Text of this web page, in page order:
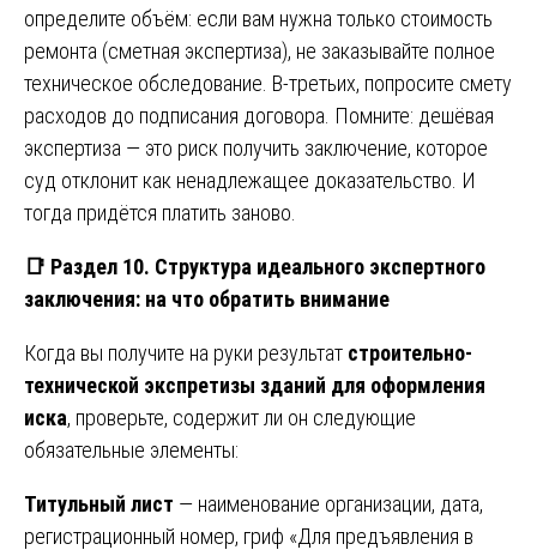
определите объём: если вам нужна только стоимость
ремонта (сметная экспертиза), не заказывайте полное
техническое обследование. В-третьих, попросите смету
расходов до подписания договора. Помните: дешёвая
экспертиза — это риск получить заключение, которое
суд отклонит как ненадлежащее доказательство. И
тогда придётся платить заново.
📑 Раздел 10. Структура идеального экспертного
заключения: на что обратить внимание
Когда вы получите на руки результат строительно-
технической экспретизы зданий для оформления
иска, проверьте, содержит ли он следующие
обязательные элементы:
Титульный лист — наименование организации, дата,
регистрационный номер, гриф «Для предъявления в